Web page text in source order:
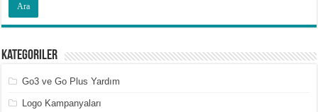
Kategoriler
Go3 ve Go Plus Yardım
Logo Kampanyaları